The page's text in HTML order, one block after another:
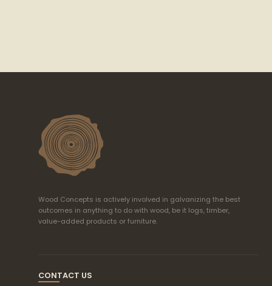
Wood Concepts is actively involved in galvanizing the best
outcomes in anything to do with wood, be it logs, timber,
value-added products or furniture.
CONTACT US